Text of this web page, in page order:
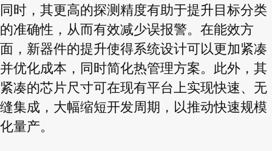
同时，其更高的探测精度有助于提升目标分类
的准确性，从而有效减少误报警。在能效方
面，新器件的提升使得系统设计可以更加紧凑
并优化成本，同时简化热管理方案。此外，其
紧凑的芯片尺寸可在现有平台上实现快速、无
缝集成，大幅缩短开发周期，以推动快速规模
化量产。